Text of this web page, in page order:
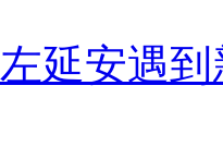
延安遇